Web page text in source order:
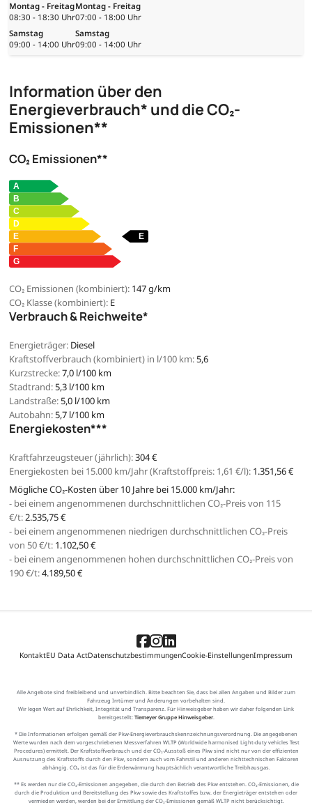
Montag - Freitag
08:30 - 18:30 Uhr
Samstag
09:00 - 14:00 Uhr
Montag - Freitag
07:00 - 18:00 Uhr
Samstag
09:00 - 14:00 Uhr
Information über den
Energieverbrauch* und die CO₂-
Emissionen**
CO₂ Emissionen**
CO₂ Emissionen (kombiniert): 147 g/km
CO₂ Klasse (kombiniert): E
Verbrauch & Reichweite*
Energieträger: Diesel
Kraftstoffverbrauch (kombiniert) in l/100 km:5,6
Kurzstrecke:7,0 l/100 km
Stadtrand:5,3 l/100 km
Landstraße:5,0 l/100 km
Autobahn:5,7 l/100 km
Energiekosten***
Kraftfahrzeugsteuer (jährlich):304 €
Energiekosten bei 15.000 km/Jahr (Kraftstoffpreis: 1,61 €/l): 1.351,56 €
Mögliche CO₂-Kosten über 10 Jahre bei 15.000 km/Jahr:
- bei einem angenommenen durchschnittlichen CO₂-Preis von 115
€/t:2.535,75 €
- bei einem angenommenen niedrigen durchschnittlichen CO₂-Preis
von 50 €/t: 1.102,50 €
- bei einem angenommenen hohen durchschnittlichen CO₂-Preis von
190 €/t:4.189,50 €
KontaktEU Data ActDatenschutzbestimmungenCookie-EinstellungenImpressum
Alle Angebote sind freibleibend und unverbindlich. Bitte beachten Sie, dass bei allen Angaben und Bilder zum
Fahrzeug Irrtümer und Änderungen vorbehalten sind.
Wir legen Wert auf Ehrlichkeit, Integrität und Transparenz. Für Hinweisgeber haben wir daher folgenden Link
bereitgestellt: Tiemeyer Gruppe Hinweisgeber.
* Die Informationen erfolgen gemäß der Pkw-Energieverbrauchskennzeichnungsverordnung. Die angegebenen
Werte wurden nach dem vorgeschriebenen Messverfahren WLTP (Worldwide harmonised Light-duty vehicles Test
Procedures) ermittelt. Der Kraftstoffverbrauch und der CO₂-Ausstoß eines Pkw sind nicht nur von der effizienten
Ausnutzung des Kraftstoffs durch den Pkw, sondern auch vom Fahrstil und anderen nichttechnischen Faktoren
abhängig. CO₂ ist das für die Erderwärmung hauptsächlich verantwortliche Treibhausgas.
** Es werden nur die CO₂-Emissionen angegeben, die durch den Betrieb des Pkw entstehen. CO₂-Emissionen, die
durch die Produktion und Bereitstellung des Pkw sowie des Kraftstoffes bzw. der Energieträger entstehen oder
vermieden werden, werden bei der Ermittlung der CO₂-Emissionen gemäß WLTP nicht berücksichtigt.